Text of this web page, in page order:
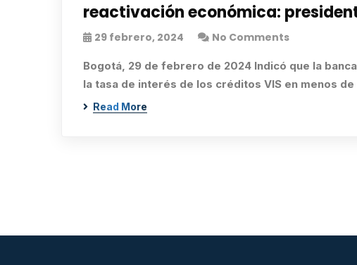
reactivación económica:
29 febrero, 2024 No Comments
Bogotá, 29 de febrero de 2024 Indicó que la
la tasa de interés de los créditos VIS en menos
Read More